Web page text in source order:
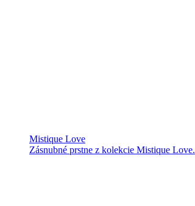
Mistique Love
Zásnubné prstne z kolekcie Mistique Love.